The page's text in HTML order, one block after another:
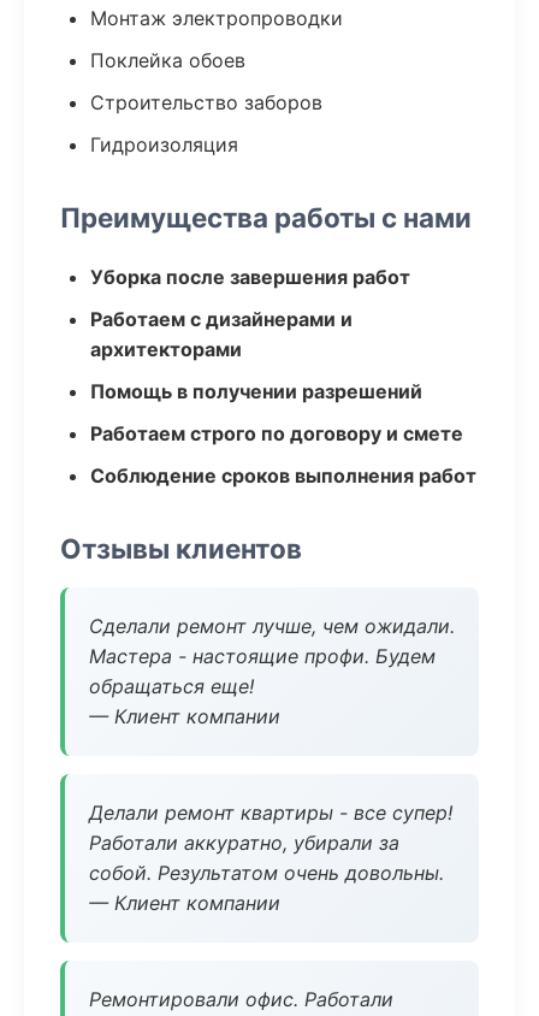
Монтаж электропроводки
Поклейка обоев
Строительство заборов
Гидроизоляция
Преимущества работы с нами
Уборка после завершения работ
Работаем с дизайнерами и
архитекторами
Помощь в получении разрешений
Работаем строго по договору и смете
Соблюдение сроков выполнения работ
Отзывы клиентов
Сделали ремонт лучше, чем ожидали.
Мастера - настоящие профи. Будем
обращаться еще!
— Клиент компании
Делали ремонт квартиры - все супер!
Работали аккуратно, убирали за
собой. Результатом очень довольны.
— Клиент компании
Ремонтировали офис. Работали